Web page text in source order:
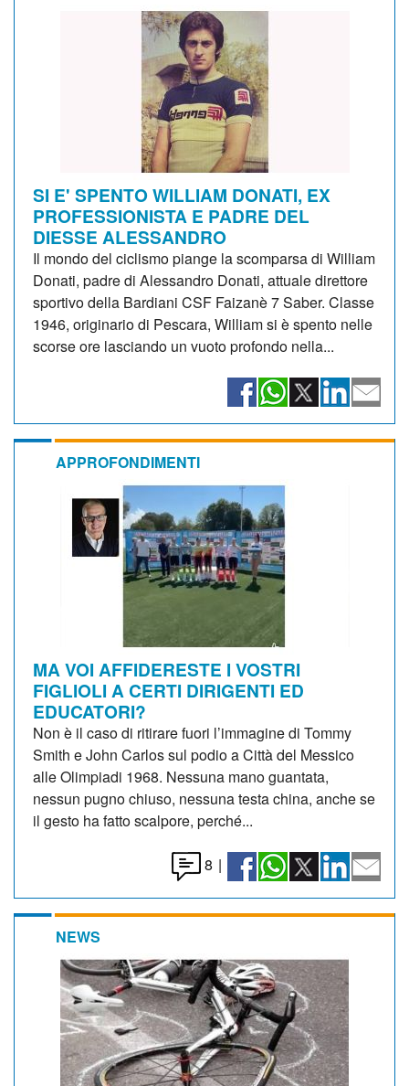
SI E' SPENTO WILLIAM DONATI, EX
PROFESSIONISTA E PADRE DEL
DIESSE ALESSANDRO
Il mondo del ciclismo piange la scomparsa di William
Donati, padre di Alessandro Donati, attuale direttore
sportivo della Bardiani CSF Faizanè 7 Saber. Classe
1946, originario di Pescara, William si è spento nelle
scorse ore lasciando un vuoto profondo nella...
APPROFONDIMENTI
MA VOI AFFIDERESTE I VOSTRI
FIGLIOLI A CERTI DIRIGENTI ED
EDUCATORI?
Non è il caso di ritirare fuori l’immagine di Tommy
Smith e John Carlos sul podio a Città del Messico
alle Olimpiadi 1968. Nessuna mano guantata,
nessun pugno chiuso, nessuna testa china, anche se
il gesto ha fatto scalpore, perché...
8 |
NEWS